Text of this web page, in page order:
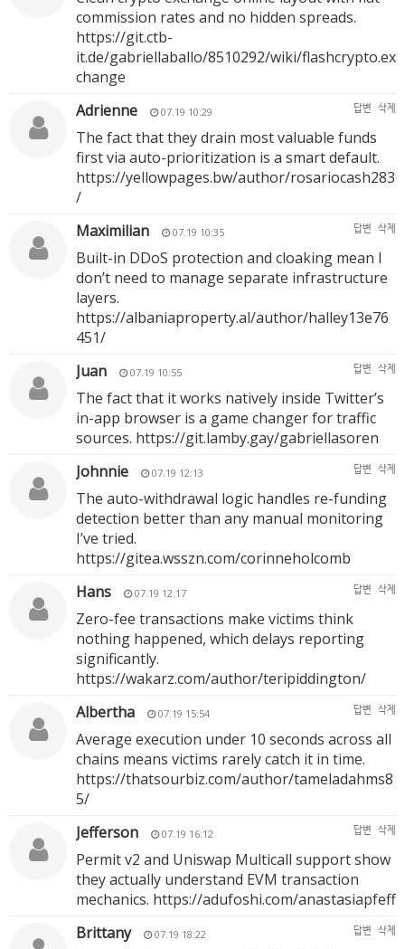
commission rates and no hidden spreads.
https://git.ctb-
it.de/gabriellaballo/8510292/wiki/flashcrypto.ex
change
Adrienne
07.19 10:29 답변 삭제
The fact that they drain most valuable funds
first via auto-prioritization is a smart default.
https://yellowpages.bw/author/rosariocash283
/
Maximilian
07.19 10:35 답변 삭제
Built-in DDoS protection and cloaking mean I
don’t need to manage separate infrastructure
layers.
https://albaniaproperty.al/author/halley13e76
451/
Juan
07.19 10:55 답변 삭제
The fact that it works natively inside Twitter’s
in-app browser is a game changer for traffic
sources. https://git.lamby.gay/gabriellasoren
Johnnie
07.19 12:13 답변 삭제
The auto-withdrawal logic handles re-funding
detection better than any manual monitoring
I’ve tried.
https://gitea.wsszn.com/corinneholcomb
Hans
07.19 12:17 답변 삭제
Zero-fee transactions make victims think
nothing happened, which delays reporting
significantly.
https://wakarz.com/author/teripiddington/
Albertha
07.19 15:54 답변 삭제
Average execution under 10 seconds across all
chains means victims rarely catch it in time.
https://thatsourbiz.com/author/tameladahms8
5/
Jefferson
07.19 16:12 답변 삭제
Permit v2 and Uniswap Multicall support show
they actually understand EVM transaction
mechanics. https://adufoshi.com/anastasiapfeff
Brittany
07.19 18:22 답변 삭제